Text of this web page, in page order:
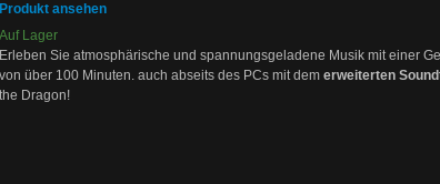
Produkt ansehen
Auf Lager
Erleben Sie atmosphärische und spannungsgeladene Musik mit einer
von über 100 Minuten. auch abseits des PCs mit dem erweiterten
the Dragon!